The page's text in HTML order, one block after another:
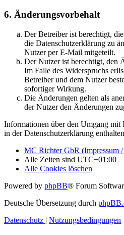
6. Änderungsvorbehalt
Der Betreiber ist berechtigt,
die Datenschutzerklärung zu
Nutzer per E-Mail mitgeteilt.
Der Nutzer ist berechtigt, den
Im Falle des Widerspruchs
Betreiber und dem Nutzer
sofortiger Wirkung.
Die Änderungen gelten als
der Nutzer den Änderungen
Informationen über den Umgang mit
in der Datenschutzerklärung
MC Richter GbR (Impressum
Alle Zeiten sind UTC+01:00
Alle Cookies löschen
Powered by phpBB® Forum
Deutsche Übersetzung durch
Datenschutz | Nutzungsbedingungen